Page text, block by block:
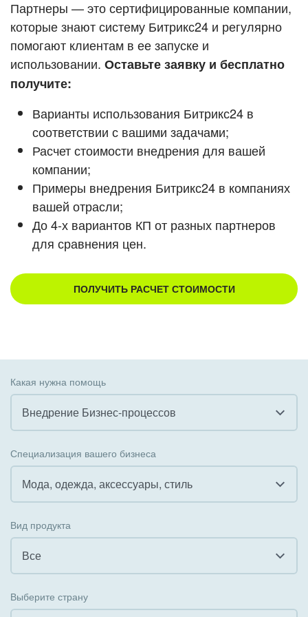
ВХОД
ВХОД
Смотреть видеокейсы
Партнеры — это сертифицированные компании,
которые знают систему Битрикс24 и регулярно
помогают клиентам в ее запуске и
использовании. Оставьте заявку и бесплатно
получите:
Варианты использования Битрикс24 в
соответствии с вашими задачами;
Расчет стоимости внедрения для вашей
компании;
Примеры внедрения Битрикс24 в компаниях
вашей отрасли;
До 4-х вариантов КП от разных партнеров
для сравнения цен.
ПОЛУЧИТЬ РАСЧЕТ СТОИМОСТИ
Какая нужна помощь
Внедрение Бизнес-процессов
Внедрение КЭДО
Интеграция с 1С
Внедрение Бизнес-процессов
Специализация вашего бизнеса
Мода, одежда, аксессуары, стиль
Государственные организации
Коммунальные услуги, ЖКХ
Вид продукта
Все
Выберите страну